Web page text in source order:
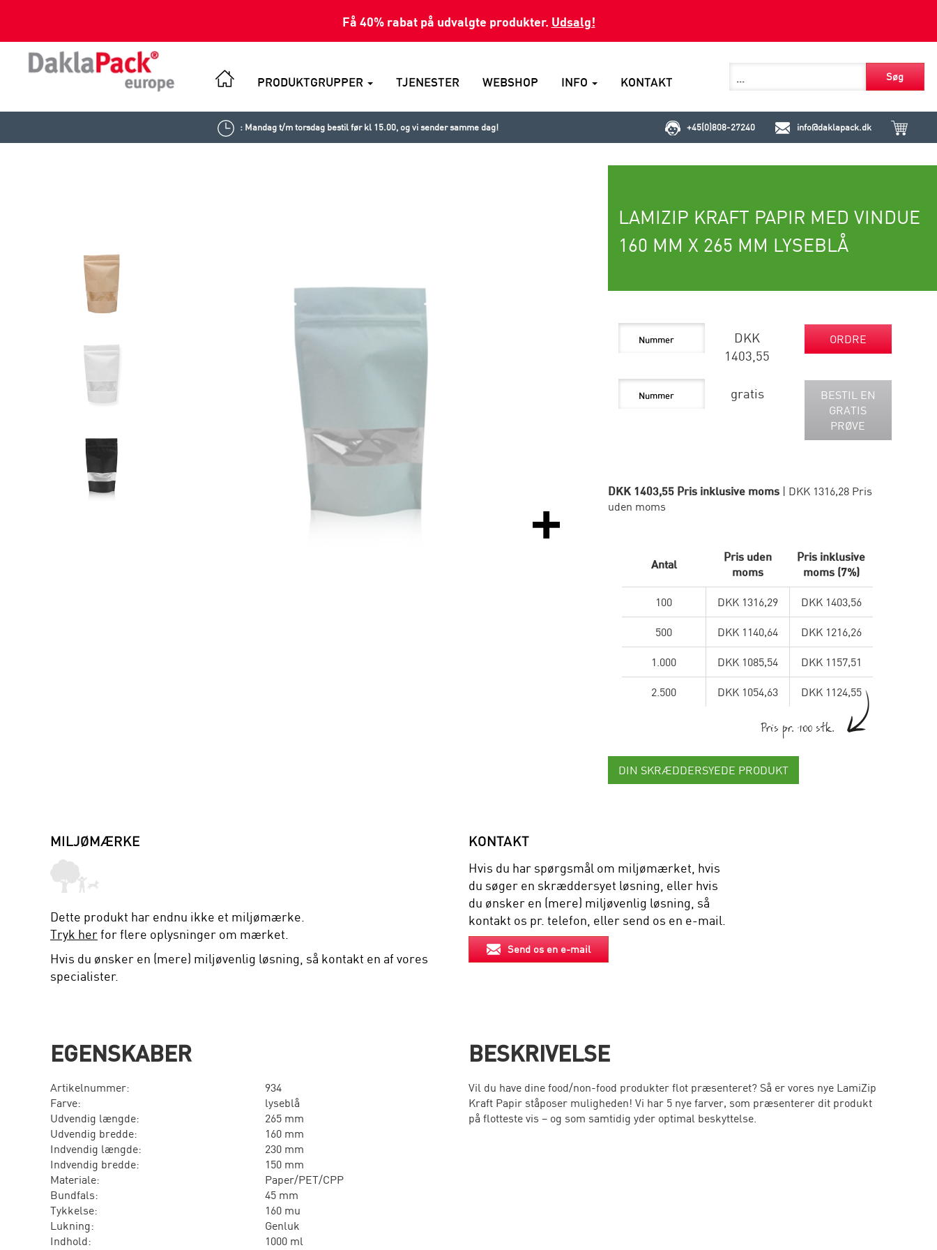
Få 40% rabat på udvalgte produkter. Udsalg!
PRODUKTGRUPPER TJENESTER WEBSHOP INFO KONTAKT Søg
: Mandag t/m torsdag bestil før kl 15.00, og vi sender samme dag! +45(0)808-27240 info@daklapack.dk
LAMIZIP KRAFT PAPIR MED VINDUE
160 MM X 265 MM LYSEBLÅ
DKK
1403,55
ORDRE
gratis
BESTIL EN
GRATIS
PRØVE
DKK 1403,55 Pris inklusive moms | DKK 1316,28 Pris
uden moms
Antal
Pris uden
moms
Pris inklusive
moms (7%)
100 DKK 1316,29 DKK 1403,56
500 DKK 1140,64 DKK 1216,26
1.000 DKK 1085,54 DKK 1157,51
2.500 DKK 1054,63 DKK 1124,55
Pris pr. 100 stk.
DIN SKRÆDDERSYEDE PRODUKT
MILJØMÆRKE
Dette produkt har endnu ikke et miljømærke.
Tryk herfor flere oplysninger om mærket.
Hvis du ønsker en (mere) miljøvenlig løsning, så kontakt en af vores
specialister.
KONTAKT
Hvis du har spørgsmål om miljømærket, hvis
du søger en skræddersyet løsning, eller hvis
du ønsker en (mere) miljøvenlig løsning, så
kontakt os pr. telefon, eller send os en e-mail.
Send os en e-mail
EGENSKABER
Artikelnummer:
934
Farve:
lyseblå
Udvendig længde:
265 mm
Udvendig bredde:
160 mm
Indvendig længde:
230 mm
Indvendig bredde:
150 mm
Materiale:
Paper/PET/CPP
Bundfals:
45 mm
Tykkelse:
160 mu
Lukning:
Genluk
Indhold:
1000 ml
BESKRIVELSE
Vil du have dine food/non-food produkter flot præsenteret? Så er vores nye LamiZip
Kraft Papir ståposer muligheden! Vi har 5 nye farver, som præsenterer dit produkt
på flotteste vis – og som samtidig yder optimal beskyttelse.